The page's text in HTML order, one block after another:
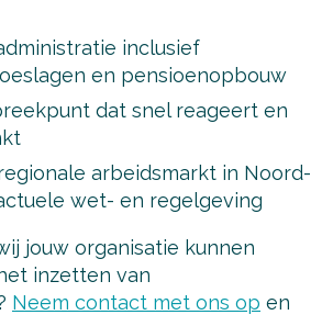
inclusief
en pensioenopbouw
dat snel reageert en
arbeidsmarkt in Noord-
wet- en regelgeving
jouw organisatie kunnen
inzetten van
Neem contact met ons op en